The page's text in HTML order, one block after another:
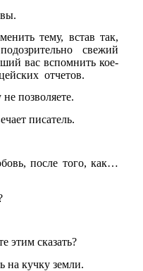
тему, встав так,
свежий
вас вспомнить кое-
отчетов.
позволяете.
писатель.
после того, как…
этим сказать?
на кучку земли.